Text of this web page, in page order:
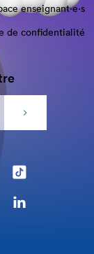
enseignant·e⋅s
de confidentialité